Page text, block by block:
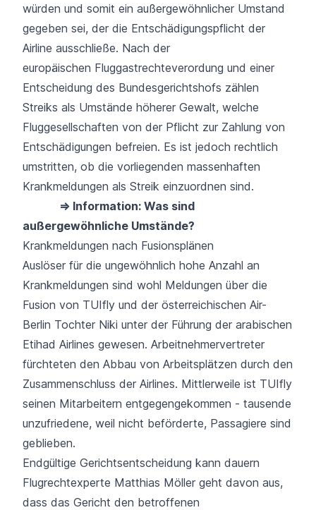
würden und somit ein außergewöhnlicher Umstand
gegeben sei, der die Entschädigungspflicht der
Airline ausschließe. Nach der
europäischen Fluggastrechteverordung und einer
Entscheidung des Bundesgerichtshofs zählen
Streiks als Umstände höherer Gewalt, welche
Fluggesellschaften von der Pflicht zur Zahlung von
Entschädigungen befreien. Es ist jedoch rechtlich
umstritten, ob die vorliegenden massenhaften
Krankmeldungen als Streik einzuordnen sind.
⇒ Information: Was sind
außergewöhnliche Umstände?
Krankmeldungen nach Fusionsplänen
Auslöser für die ungewöhnlich hohe Anzahl an
Krankmeldungen sind wohl Meldungen über die
Fusion von TUIfly und der österreichischen Air-
Berlin Tochter Niki unter der Führung der arabischen
Etihad Airlines gewesen. Arbeitnehmervertreter
fürchteten den Abbau von Arbeitsplätzen durch den
Zusammenschluss der Airlines. Mittlerweile ist TUIfly
seinen Mitarbeitern entgegengekommen - tausende
unzufriedene, weil nicht beförderte, Passagiere sind
geblieben.
Endgültige Gerichtsentscheidung kann dauern
Flugrechtexperte Matthias Möller geht davon aus,
dass das Gericht den betroffenen